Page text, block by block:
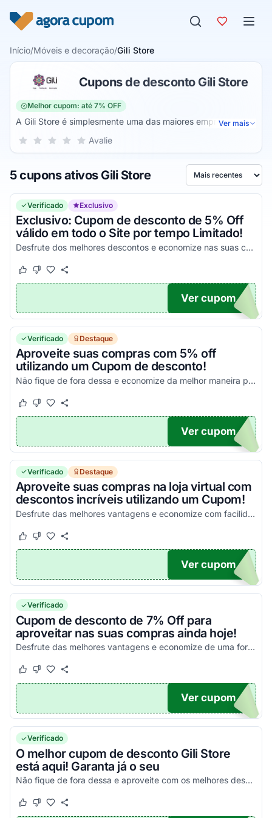
Início/Móveis e decoração/Gili Store
Cupons de desconto Gili Store
Melhor cupom: até 7% OFF
A Gili Store é simplesmente uma das maiores empresas e
lojas online de tapetes, almofadas, quadros e itens de
será capaz de lhe fornecer as melhores vantagens possíveis
através da incrível qualidade presente em todos os seus
produtos disponíveis na sua loja online.
Ver mais
Sua nota para Gili Store, de 1 a 5 estrelas
5 estrelas
4 estrelas
3 estrelas
2 estrelas
1 estrela Avalie
5 cupons ativos Gili Store Ordenar por
Verificado Exclusivo
Exclusivo: Cupom de desconto de 5% Off
válido em todo o Site por tempo Limitado!
Desfrute dos melhores descontos e economize nas suas compras de uma forma simples utilizando seus cupons de desconto!
Este cupom funcionou
Este cupom não funcionou
POM5
Ver cupom
Verificado Destaque
Aproveite suas compras com 5% off
utilizando um Cupom de desconto!
Não fique de fora dessa e economize da melhor maneira possível!
Este cupom funcionou
Este cupom não funcionou
OR10
Ver cupom
Verificado Destaque
Aproveite suas compras na loja virtual com
descontos incríveis utilizando um Cupom!
Desfrute das melhores vantagens e economize com facilidade nas suas compras!
Este cupom funcionou
Este cupom não funcionou
DAO
Ver cupom
Verificado
Cupom de desconto de 7% Off para
aproveitar nas suas compras ainda hoje!
Desfrute das melhores vantagens e economize de uma forma simples nas suas compras!
Este cupom funcionou
Este cupom não funcionou
DO7
Ver cupom
Verificado
O melhor cupom de desconto Gili Store
está aqui! Garanta já o seu
Não fique de fora dessa e aproveite com os melhores descontos possíveis!
Este cupom funcionou
Este cupom não funcionou